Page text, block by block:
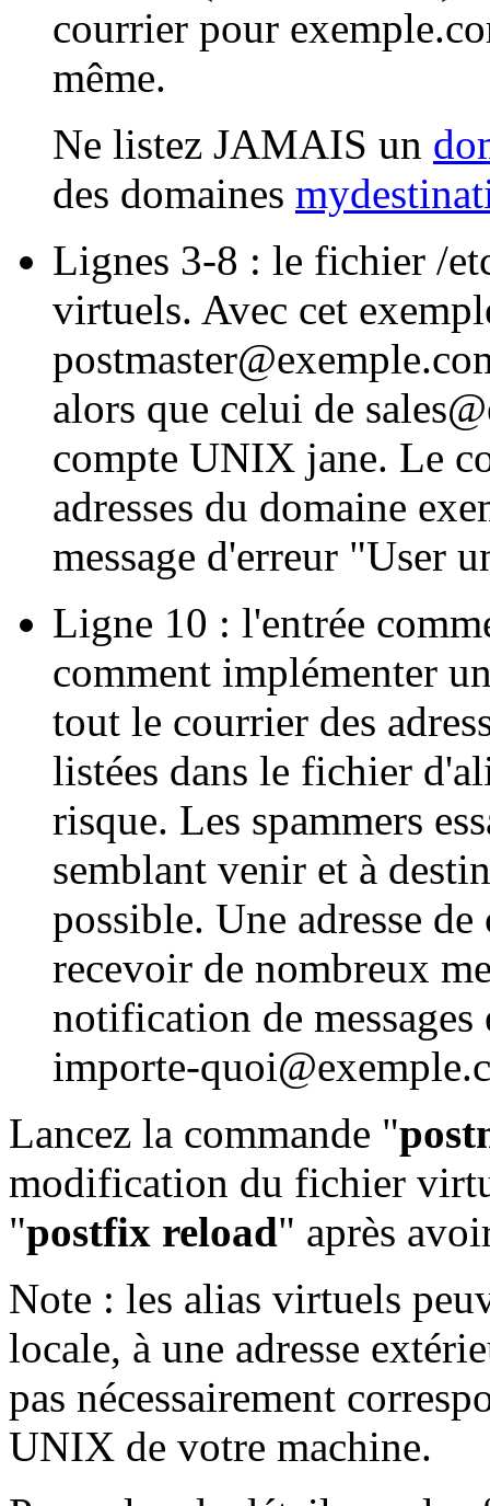
courrier pour
même.
Ne listez JAMAIS un
des domaines
Lignes 3-8 : le fichier /
virtuels. Avec cet
alors que celui de
compte UNIX jane. Le
adresses du domaine
message d'erreur "User
Ligne 10 : l'entrée
comment implémenter
tout le courrier des
listées dans le fichier
risque. Les spammers
semblant venir et à
possible. Une adresse
recevoir de nombreux
notification de messages
importe-
Lancez la commande "
modification du fichier
"postfix reload" après
Note : les alias virtuels
locale, à une adresse
pas nécessairement
UNIX de votre machine.